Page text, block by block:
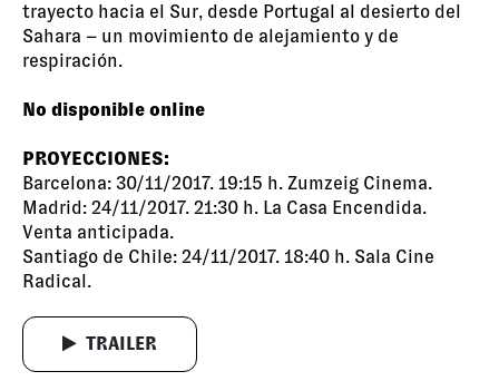
trayecto hacia el Sur, desde Portugal al desierto del
Sahara – un movimiento de alejamiento y de
respiración.
No disponible online
PROYECCIONES:
Barcelona: 30/11/2017. 19:15 h. Zumzeig Cinema.
Madrid: 24/11/2017. 21:30 h. La Casa Encendida.
Venta anticipada.
Santiago de Chile: 24/11/2017. 18:40 h. Sala Cine
Radical.
TRAILER